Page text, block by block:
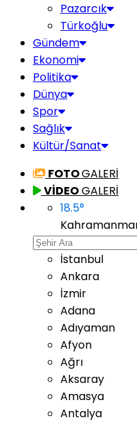
Pazarcık
Türkoğlu
Gündem
Ekonomi
Politika
Dünya
Spor
Sağlık
Kültür/Sanat
FOTOGALERİ
VİDEOGALERİ
18.5°
İstanbul
Ankara
İzmir
Adana
Adıyaman
Afyon
Ağrı
Aksaray
Amasya
Antalya